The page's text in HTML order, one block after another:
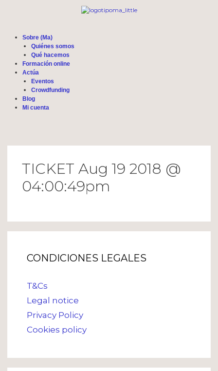
Sobre (Ma)
Quiénes somos
Qué hacemos
Formación online
Actúa
Eventos
Crowdfunding
Blog
Mi cuenta
TICKET Aug 19 2018 @
04:00:49pm
CONDICIONES LEGALES
T&Cs
Legal notice
Privacy Policy
Cookies policy